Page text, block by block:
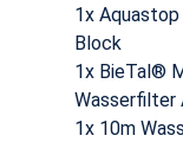
1x
Block
1x BieTal®
Wasserfilter
1x 10m